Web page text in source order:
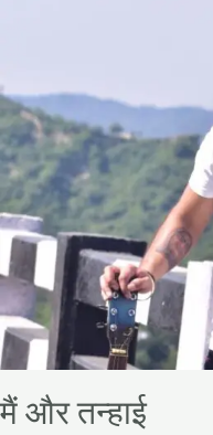
मैं और तन्हाई